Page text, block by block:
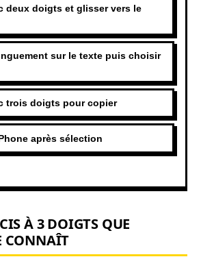
deux doigts et glisser vers le
sur le texte puis choisir
trois doigts pour copier
après sélection
À 3 DOIGTS QUE
CONNAÎT